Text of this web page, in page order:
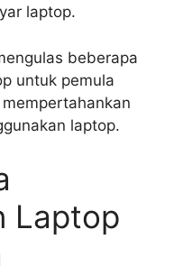
laptop.
beberapa
untuk pemula
laptop.
Laptop